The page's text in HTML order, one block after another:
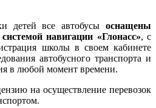
детей все автобусыоснащены
навигации «Глонасс», с
школы в своем кабинете
автобусного транспорта и
в любой момент времени.
на осуществление перевозок